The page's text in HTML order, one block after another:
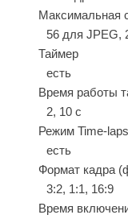
Максимальная
56 для JPEG,
Таймер
есть
Время работы
2, 10 c
Режим Time-
есть
Формат кадра
3:2, 1:1, 16:9
Время